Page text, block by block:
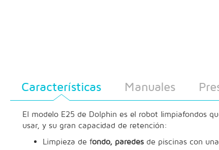
Características Manuales
El modelo E25 de Dolphin es el robot limpiafondos
usar, y su gran capacidad de retención:
Limpieza de fondo, paredes de piscinas con